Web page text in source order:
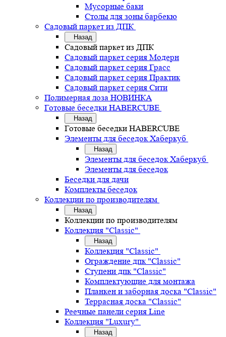
Мусорные баки
Столы для зоны барбекю
Садовый паркет из ДПК
Назад
Садовый паркет из ДПК
Садовый паркет серия Mодерн
Садовый паркет серия Грасс
Садовый паркет серия Практик
Садовый паркет серия Сити
Полимерная лоза НОВИНКА
Готовые беседки HABERCUBE
Назад
Готовые беседки HABERCUBE
Элементы для беседок Хаберкуб
Назад
Элементы для беседок Хаберкуб
Элементы для беседок
Беседки для дачи
Комплекты беседок
Коллекции по производителям
Назад
Коллекции по производителям
Коллекция "Classic"
Назад
Коллекция "Classic"
Ограждение дпк "Classic"
Ступени дпк "Classic"
Комплектующие для монтажа
Планкен и заборная доска "Classic"
Террасная доска "Classic"
Реечные панели серия Line
Коллекция "Luxury"
Назад